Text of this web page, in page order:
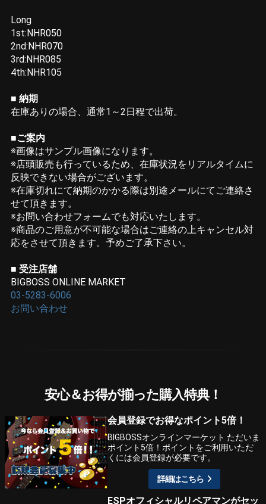
Long
1st:NHR050
2nd:NHR070
3rd:NHR085
4th:NHR105
■ 納期
在庫ありの場合、通常1～2日程で出荷。
■ご案内
※画像はサンプル画像になります。
※店頭販売も行っているため、在庫状況をリアルタイムに
反映できない場合がございます。
※在庫切れにて納期のかかる際は別途メールにてご連絡さ
せて頂きます。
※お問い合わせフォームでも対応いたします。
※商品のご用意が不可能な場合はご連絡の上キャンセル対
応をさせて頂きます。予めご了承下さい。
■ 受注店舗
BIGBOSS ONLINE MARKET
03-5283-6006
お問い合わせ
安心＆お得が揃った購入特典！
会員登録でお得なポイント5倍！
BIGBOSSオンラインマーケット ただいま
ポイント5倍！ポイントをご利用いただ
くには会員登録が必要です。
詳細はこちら
ESPオフィシャルリペアマンがセッ